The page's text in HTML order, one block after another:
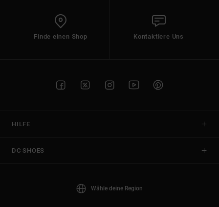
Finde einen Shop Kontaktiere Uns
HILFE
DC SHOES
Wähle deine Region